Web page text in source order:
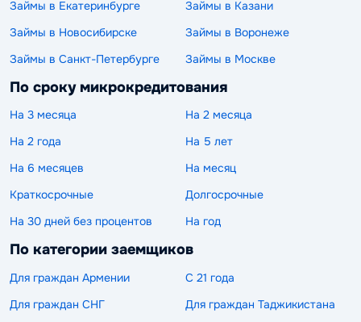
Займы в Екатеринбурге
Займы в Казани
Займы в Новосибирске
Займы в Воронеже
Займы в Санкт-Петербурге
Займы в Москве
По сроку микрокредитования
На 3 месяца
На 2 месяца
На 2 года
На 5 лет
На 6 месяцев
На месяц
Краткосрочные
Долгосрочные
На 30 дней без процентов
На год
По категории заемщиков
Для граждан Армении
С 21 года
Для граждан СНГ
Для граждан Таджикистана